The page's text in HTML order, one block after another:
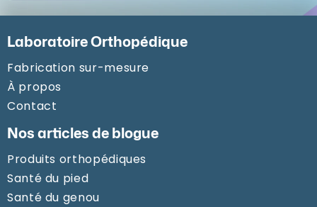
Laboratoire Orthopédique
Fabrication sur-mesure
À propos
Contact
Nos articles de blogue
Produits orthopédiques
Santé du pied
Santé du genou